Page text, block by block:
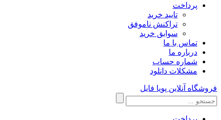
پرداخت
تایید خرید
تراکنش ناموفق
سوابق خرید
تماس با ما
درباره ما
شماره حساب
مشکلات دانلود
فروشگاه آنلاین پویا فایل